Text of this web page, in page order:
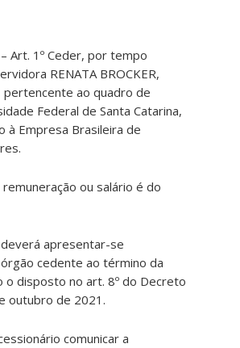
Art. 1º Ceder, por tempo
RENATA BROCKER,
pertencente ao quadro de
Federal de Santa Catarina,
à Empresa Brasileira de
remuneração ou salário é do
apresentar-se
cedente ao término da
o disposto no art. 8º do Decreto
outubro de 2021.
comunicar a